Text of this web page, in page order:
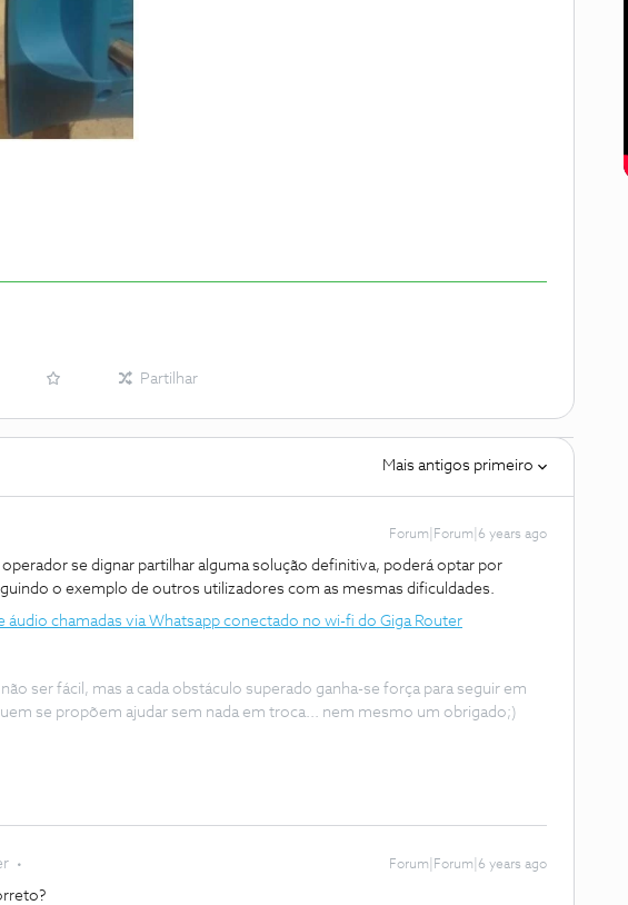
Partilhar
Mais antigos primeiro
Forum|Forum|6 years ago
operador se dignar partilhar alguma solução definitiva, poderá optar por
o exemplo de outros utilizadores com as mesmas dificuldades.
áudio chamadas via Whatsapp conectado no wi-fi do Giga Router
ser fácil, mas a cada obstáculo superado ganha-se força para seguir em
se propõem ajudar sem nada em troca... nem mesmo um obrigado;)
Forum|Forum|6 years ago